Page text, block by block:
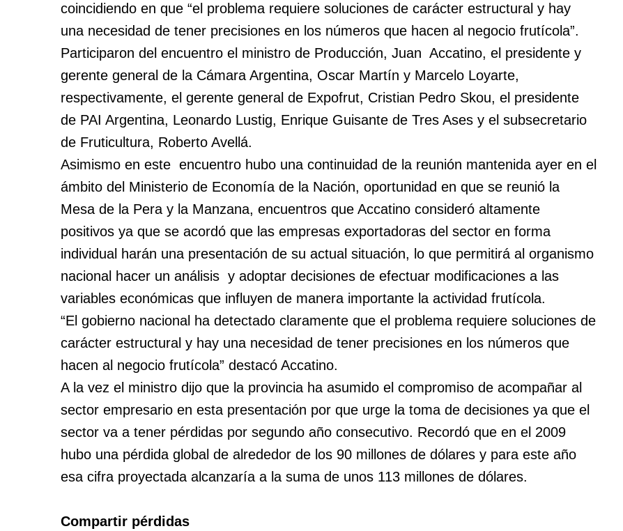
coincidiendo en que “el problema requiere soluciones de carácter estructural y hay
una necesidad de tener precisiones en los números que hacen al negocio frutícola”.
Participaron del encuentro el ministro de Producción, Juan Accatino, el presidente y
gerente general de la Cámara Argentina, Oscar Martín y Marcelo Loyarte,
respectivamente, el gerente general de Expofrut, Cristian Pedro Skou, el presidente
de PAI Argentina, Leonardo Lustig, Enrique Guisante de Tres Ases y el subsecretario
de Fruticultura, Roberto Avellá.
Asimismo en este encuentro hubo una continuidad de la reunión mantenida ayer en el
ámbito del Ministerio de Economía de la Nación, oportunidad en que se reunió la
Mesa de la Pera y la Manzana, encuentros que Accatino consideró altamente
positivos ya que se acordó que las empresas exportadoras del sector en forma
individual harán una presentación de su actual situación, lo que permitirá al organismo
nacional hacer un análisis y adoptar decisiones de efectuar modificaciones a las
variables económicas que influyen de manera importante la actividad frutícola.
“El gobierno nacional ha detectado claramente que el problema requiere soluciones de
carácter estructural y hay una necesidad de tener precisiones en los números que
hacen al negocio frutícola” destacó Accatino.
A la vez el ministro dijo que la provincia ha asumido el compromiso de acompañar al
sector empresario en esta presentación por que urge la toma de decisiones ya que el
sector va a tener pérdidas por segundo año consecutivo. Recordó que en el 2009
hubo una pérdida global de alrededor de los 90 millones de dólares y para este año
esa cifra proyectada alcanzaría a la suma de unos 113 millones de dólares.
Compartir pérdidas